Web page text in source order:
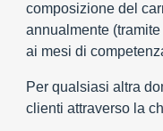
composizione del
annualmente
ai mesi di
Per qualsiasi altra
clienti attraverso la